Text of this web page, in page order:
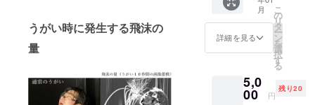
うがい時に発生する飛沫の
量
（2008年9月
2008年10
協大学薬学
部分子病態
への刺
激は極
くが、
この石
す。敏
感肌や
しかも
『クレ
パス柄
水性ネ
フ
リー。
じです
が外
装・
パッ
ケージ
る場合
があり
ます。
月
詳細を見る
こ
の
リ
タ
ー
ン
を
選
択
す
る
5,0
00 円
残り20